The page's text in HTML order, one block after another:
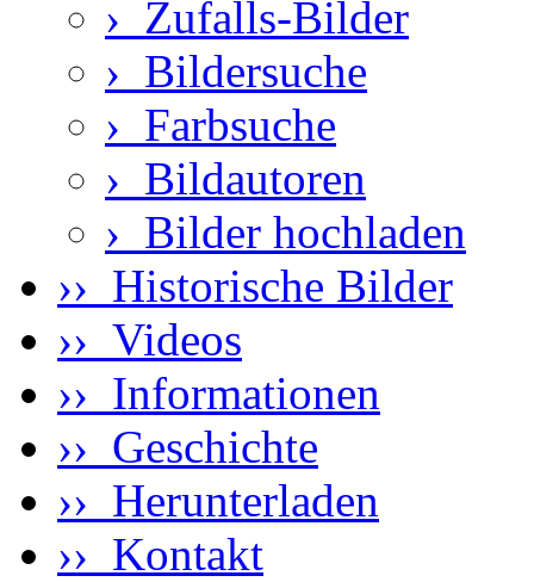
› Zufalls-Bilder
› Bildersuche
› Farbsuche
› Bildautoren
› Bilder hochladen
›› Historische Bilder
›› Videos
›› Informationen
›› Geschichte
›› Herunterladen
›› Kontakt